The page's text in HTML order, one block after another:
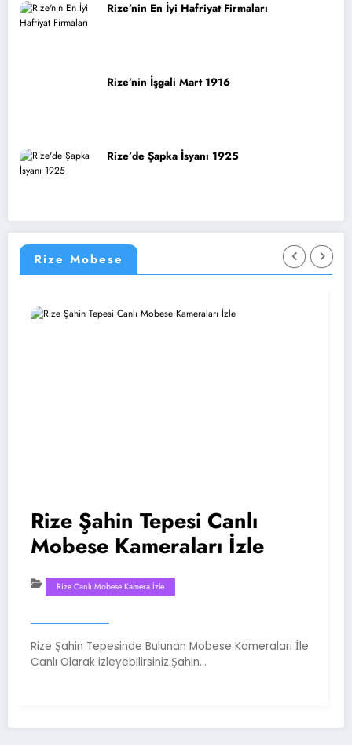
Rize’nin En İyi Hafriyat Firmaları
Rize’nin İşgali Mart 1916
Rize’de Şapka İsyanı 1925
Rize Mobese
Rize Şahin Tepesi Canlı
Mobese Kameraları İzle
Rize Canlı Mobese Kamera İzle
Rize Şahin Tepesinde Bulunan Mobese Kameraları İle
Canlı Olarak izleyebilirsiniz.Şahin…